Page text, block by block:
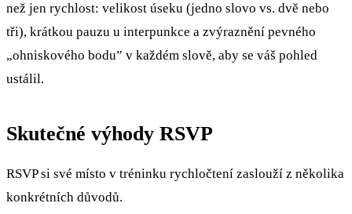
než jen rychlost: velikost úseku (jedno slovo vs. dvě nebo
tři), krátkou pauzu u interpunkce a zvýraznění pevného
„ohniskového bodu” v každém slově, aby se váš pohled
ustálil.
Skutečné výhody RSVP
RSVP si své místo v tréninku rychločtení zaslouží z několika
konkrétních důvodů.